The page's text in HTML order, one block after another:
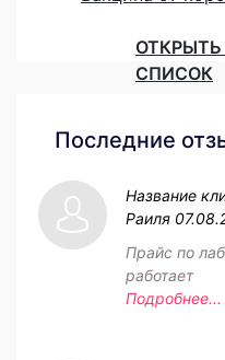
ОТКРЫТЬ
СПИСОК
Последние
Название
Раиля
Прайс по
работает
Подробнее...